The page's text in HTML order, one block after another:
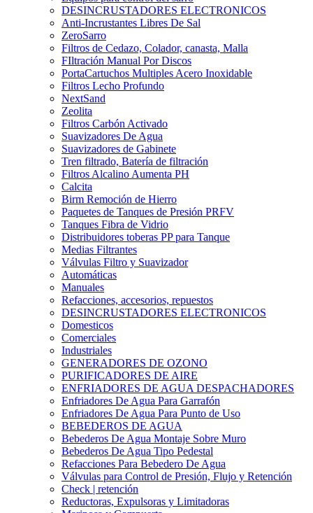
DESINCRUSTADORES ELECTRONICOS
Anti-Incrustantes Libres De Sal
ZeroSarro
Filtros de Cedazo, Colador, canasta, Malla
FIltración Manual Por Discos
PortaCartuchos Multiples Acero Inoxidable
Filtros Lecho Profundo
NextSand
Zeolita
Filtros Carbón Activado
Suavizadores De Agua
Suavizadores de Gabinete
Tren filtrado, Batería de filtración
Filtros Alcalino Aumenta PH
Calcita
Birm Remoción de Hierro
Paquetes de Tanques de Presión PRFV
Tanques Fibra de Vidrio
Distribuidores toberas PP para Tanque
Medias Filtrantes
Válvulas Filtro y Suavizador
Automáticas
Manuales
Refacciones, accesorios, repuestos
DESINCRUSTADORES ELECTRONICOS
Domesticos
Comerciales
Industriales
GENERADORES DE OZONO
PURIFICADORES DE AIRE
ENFRIADORES DE AGUA DESPACHADORES
Enfriadores De Agua Para Garrafón
Enfriadores De Agua Para Punto de Uso
BEBEDEROS DE AGUA
Bebederos De Agua Montaje Sobre Muro
Bebederos De Agua Tipo Pedestal
Refacciones Para Bebedero De Agua
Válvulas para Control de Presión, Flujo y Retención
Check | retención
Reductoras, Expulsoras y Limitadoras